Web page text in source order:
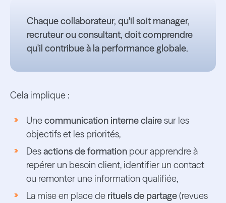
Chaque collaborateur, qu'il soit manager,
recruteur ou consultant, doit comprendre
qu'il contribue à la performance globale.
Cela implique :
Unecommunication interne clairesur les
objectifs et les priorités,
Desactions de formationpour apprendre à
repérer un besoin client, identifier un contact
ou remonter une information qualifiée,
La mise en place de rituels de partage(revues